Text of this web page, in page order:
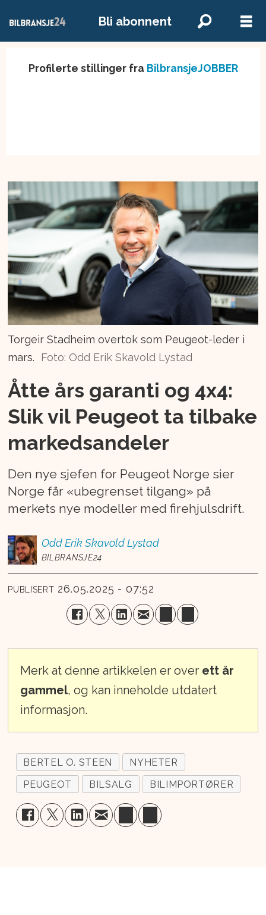
Bli abonnent
Profilerte stillinger fra BilbransjeJOBBER
Torgeir Stadheim overtok som Peugeot-leder i
mars.
Foto: Odd Erik Skavold Lystad
Åtte års garanti og 4x4:
Slik vil Peugeot ta tilbake
markedsandeler
Den nye sjefen for Peugeot Norge sier
Norge får «ubegrenset tilgang» på
merkets nye modeller med firehjulsdrift.
Odd Erik Skavold Lystad
BILBRANSJE24
PUBLISERT 26.05.2025 - 07:52
Merk at denne artikkelen er over ett år
gammel, og kan inneholde utdatert
informasjon.
BERTEL O. STEEN
NYHETER
PEUGEOT
BILSALG BILIMPORTØRER